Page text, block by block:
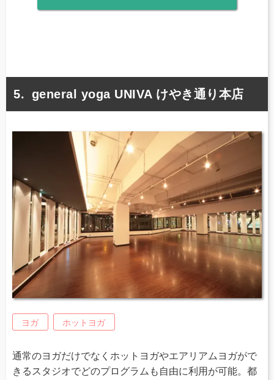
general yoga UNIVA けやき通り本店
ヨガ ホットヨガ
通常のヨガだけでなくホットヨガやエアリアムヨガがで
きるスタジオでどのプログラムも自由に利用が可能。都